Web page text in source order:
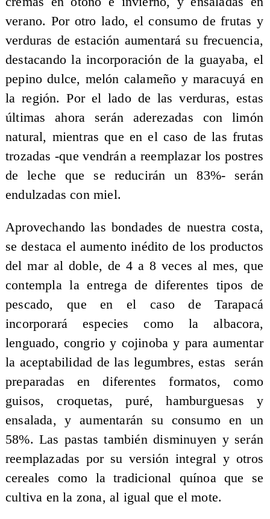
verano. Por otro lado, el consumo de frutas y
verduras de estación aumentará su frecuencia,
destacando la incorporación de la guayaba, el
pepino dulce, melón calameño y maracuyá en
la región. Por el lado de las verduras, estas
últimas ahora serán aderezadas con limón
natural, mientras que en el caso de las frutas
trozadas -que vendrán a reemplazar los postres
de leche que se reducirán un 83%- serán
endulzadas con miel.
Aprovechando las bondades de nuestra costa,
se destaca el aumento inédito de los productos
del mar al doble, de 4 a 8 veces al mes, que
contempla la entrega de diferentes tipos de
pescado, que en el caso de Tarapacá
incorporará especies como la albacora,
lenguado, congrio y cojinoba y para aumentar
la aceptabilidad de las legumbres, estas serán
preparadas en diferentes formatos, como
guisos, croquetas, puré, hamburguesas y
ensalada, y aumentarán su consumo en un
58%. Las pastas también disminuyen y serán
reemplazadas por su versión integral y otros
cereales como la tradicional quínoa que se
cultiva en la zona, al igual que el mote.